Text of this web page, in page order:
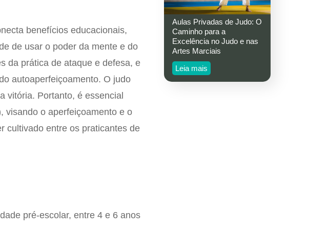
benefícios educacionais,
de usar o poder da mente e do
da prática de ataque e defesa, e
autoaperfeiçoamento. O judo
vitória. Portanto, é essencial
visando o aperfeiçoamento e o
cultivado entre os praticantes de
pré-escolar, entre 4 e 6 anos
Aulas Privadas de Judo: O
Caminho para a
Excelência no Judo e nas
Artes Marciais
Leia mais